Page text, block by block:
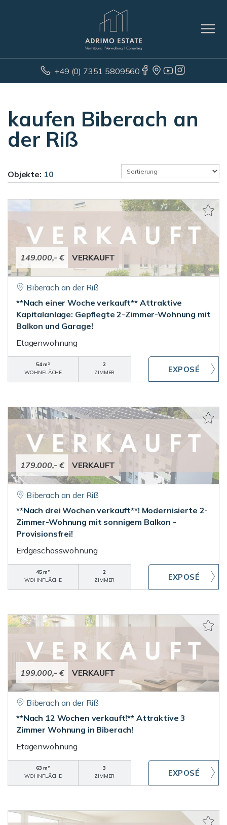
+49 (0) 7351 5809560
kaufen Biberach an
der Riß
Objekte: 10
149.000,- € VERKAUFT
Biberach an der Riß
**Nach einer Woche verkauft** Attraktive
Kapitalanlage: Gepflegte 2-Zimmer-Wohnung mit
Balkon und Garage!
Etagenwohnung
54 m²
WOHNFLÄCHE
2
ZIMMER
179.000,- € VERKAUFT
Biberach an der Riß
**Nach drei Wochen verkauft**! Modernisierte 2-
Zimmer-Wohnung mit sonnigem Balkon -
Provisionsfrei!
Erdgeschosswohnung
45 m²
WOHNFLÄCHE
2
ZIMMER
199.000,- € VERKAUFT
Biberach an der Riß
**Nach 12 Wochen verkauft!** Attraktive 3
Zimmer Wohnung in Biberach!
Etagenwohnung
63 m²
WOHNFLÄCHE
3
ZIMMER